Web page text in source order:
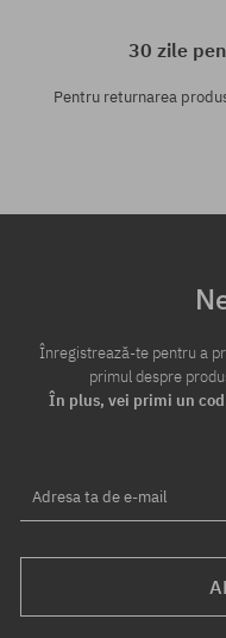
30 zile
Pentru returnarea
Înregistrează-te pentru a
primul despre
În plus, vei primi un
Adresa ta de e-mail